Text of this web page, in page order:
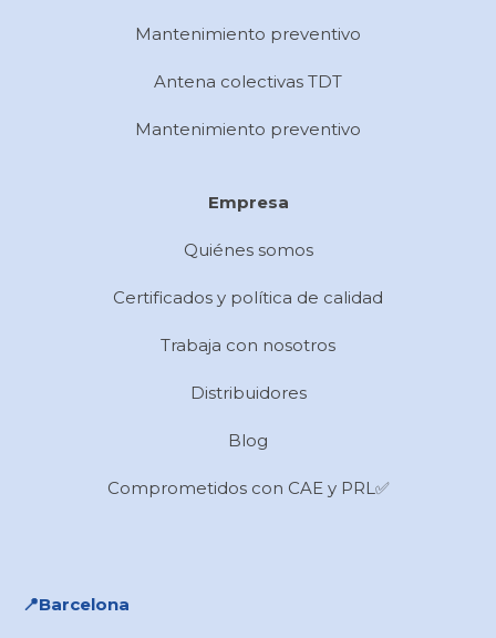
Mantenimiento preventivo
Antena colectivas TDT
Mantenimiento preventivo
Empresa
Quiénes somos
Certificados y política de calidad
Trabaja con nosotros
Distribuidores
Blog
Comprometidos con CAE y PRL✅
📍​Barcelona